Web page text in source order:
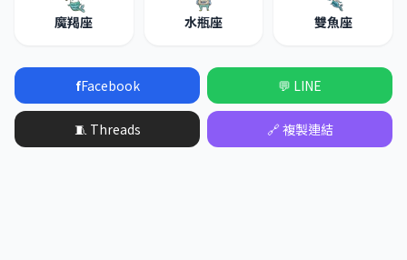
魔羯座 水瓶座 雙魚座
fFacebook 💬 LINE
🧵 Threads 🔗 複製連結